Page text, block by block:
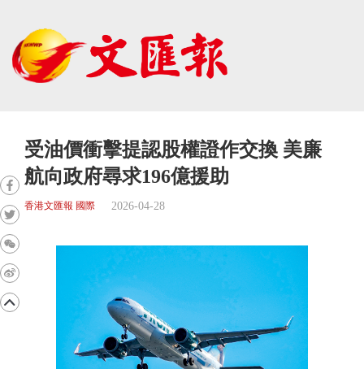
受油價衝擊提認股權證作交換 美廉
航向政府尋求196億援助
香港文匯報 國際 2026-04-28